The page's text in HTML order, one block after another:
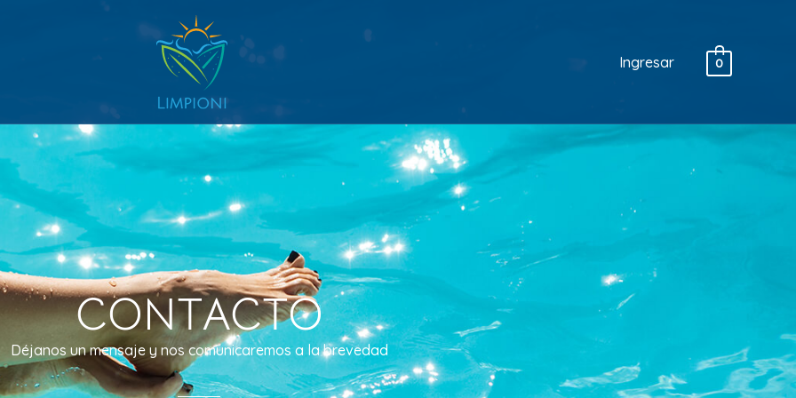
Ingresar 0
CONTACTO
Déjanos un mensaje y nos comunicaremos a la brevedad